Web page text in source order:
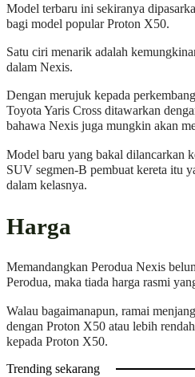
Model terbaru ini sekiranya
bagi model popular Proton X50.
Satu ciri menarik adalah
dalam Nexis.
Dengan merujuk kepada
Toyota Yaris Cross ditawarkan
bahawa Nexis juga mungkin akan
Model baru yang bakal dilancarkan
SUV segmen-B pembuat kereta itu
dalam kelasnya.
Harga
Memandangkan Perodua Nexis
Perodua, maka tiada harga rasmi
Walau bagaimanapun, ramai
dengan Proton X50 atau lebih
kepada Proton X50.
Trending sekarang